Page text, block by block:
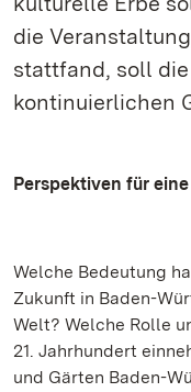
die
stattfand, soll
kontinuierlichen
Perspektiven für
Welche Bedeutung
Zukunft in Baden-
Welt? Welche Rolle
21. Jahrhundert
und Gärten Baden-